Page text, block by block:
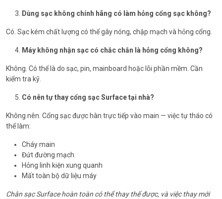
Dùng sạc không chính hãng có làm hỏng cổng sạc không?
Có. Sạc kém chất lượng có thể gây nóng, chập mạch và hỏng cổng.
Máy không nhận sạc có chắc chắn là hỏng cổng không?
Không. Có thể là do sạc, pin, mainboard hoặc lỗi phần mềm. Cần
kiểm tra kỹ.
Có nên tự thay cổng sạc Surface tại nhà?
Không nên. Cổng sạc được hàn trực tiếp vào main — việc tự tháo có
thể làm:
Cháy main
Đứt đường mạch
Hỏng linh kiện xung quanh
Mất toàn bộ dữ liệu máy
Chân sạc Surface hoàn toàn có thể thay thế được, và việc thay mới